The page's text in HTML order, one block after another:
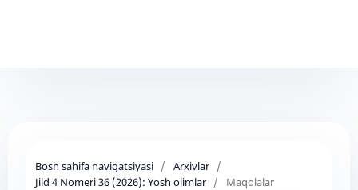
Bosh sahifa navigatsiyasi / Arxivlar /
Jild 4 Nomeri 36 (2026): Yosh olimlar / Maqolalar